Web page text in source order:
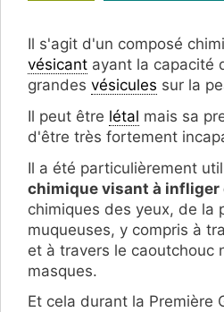
Il s'agit d'un composé
vésicant ayant la capacité
grandes vésicules sur la
Il peut être létal mais sa
d'être très fortement
Il a été particulièrement
chimique visant à infliger
chimiques des yeux, de la
muqueuses, y compris à
et à travers le caoutchouc
masques.
Et cela durant la Première